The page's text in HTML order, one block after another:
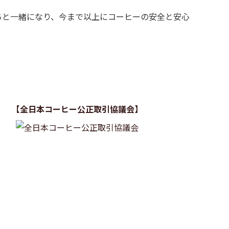
一緒になり、今まで以上にコーヒーの安全と安心
【全日本コーヒー公正取引協議会】